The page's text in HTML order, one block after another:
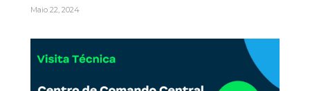
Maio 22, 2024